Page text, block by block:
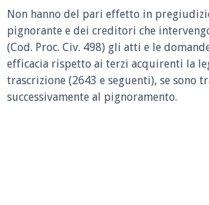
Non hanno del pari effetto in
pignorante e dei creditori che
(Cod. Proc. Civ. 498) gli atti e le
efficacia rispetto ai terzi acquirenti la
trascrizione (2643 e seguenti), se sono
successivamente al pignoramento.